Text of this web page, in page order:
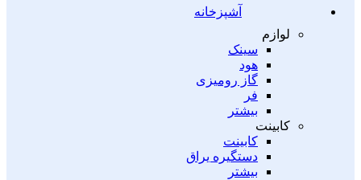
آشپزخانه
لوازم
سینک
هود
گاز رومیزی
فر
بیشتر
کابینت
کابینت
دستگیره یراق
بیشتر